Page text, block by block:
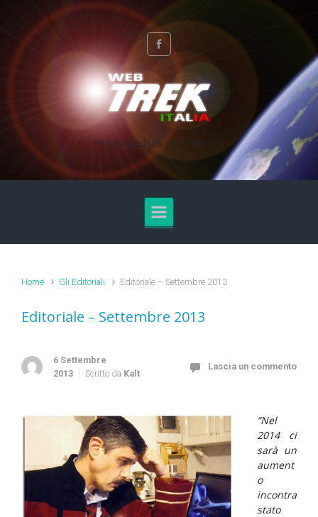
Skip to main content
Portale di cultura Trek - Anno XXI
Home Gli Editoriali Editoriale – Settembre 2013
Editoriale – Settembre 2013
6 Settembre
2013
Scritto da Kalt
Lascia un commento
“Nel
2014 ci
sarà un
aument
o
incontra
stato